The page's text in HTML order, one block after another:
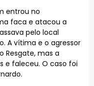
entrou no
faca e atacou a
pelo local
A vítima e o agressor
Resgate, mas a
e faleceu. O caso foi